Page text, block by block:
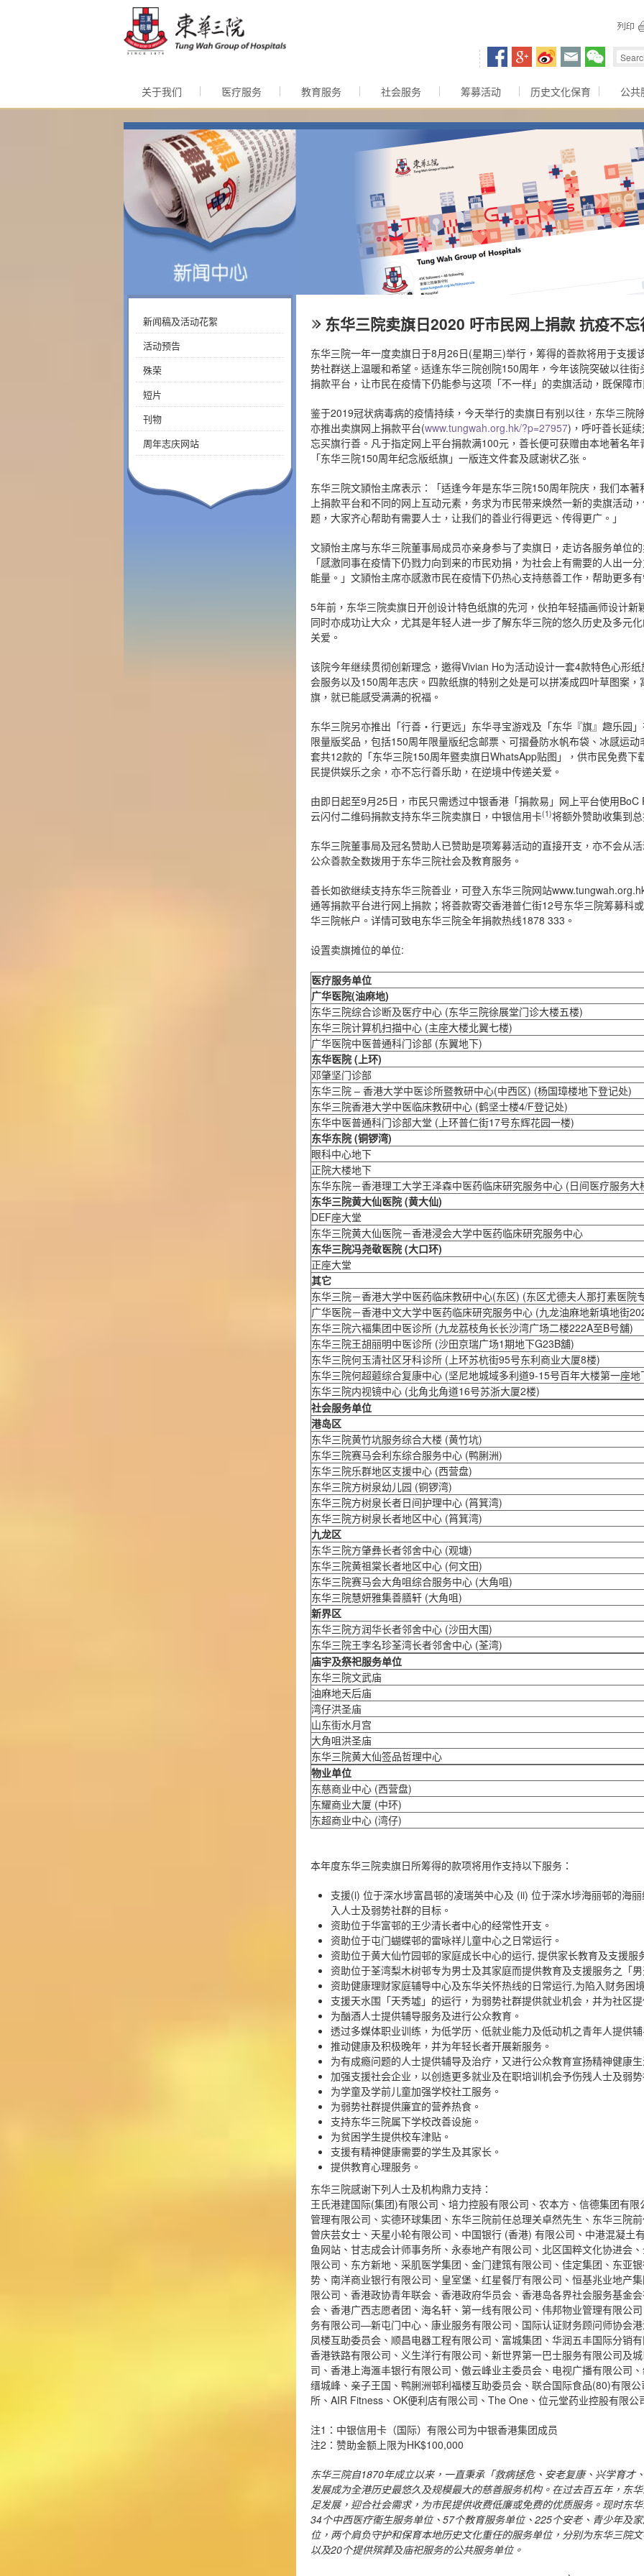
关于我们 医疗服务 教育服务 社会服务 筹募活动 历史文化保育 公共
新闻稿及活动花絮
活动预告
殊荣
短片
刊物
周年志庆网站
东华三院卖旗日2020 吁市民网上捐款 抗疫不忘
东华三院一年一度卖旗日于8月26日(星期三)举行，筹得的善款将用于支援
势社群送上温暖和希望。适逢东华三院创院150周年，今年该院突破以往
捐款平台，让市民在疫情下仍能参与这项「不一样」的卖旗活动，既保障
鉴于2019冠状病毒病的疫情持续，今天举行的卖旗日有别以往，东华三院
亦推出卖旗网上捐款平台(www.tungwah.org.hk/?p=27957)，呼吁善长延
忘买旗行善。凡于指定网上平台捐款满100元，善长便可获赠由本地著名
「东华三院150周年纪念版纸旗」一版连文件套及感谢状乙张。
东华三院文頴怡主席表示：「适逢今年是东华三院150周年院庆，我们本
上捐款平台和不同的网上互动元素，务求为市民带来焕然一新的卖旗活动
题，大家齐心帮助有需要人士，让我们的善业行得更远、传得更广。」
文頴怡主席与东华三院董事局成员亦亲身参与了卖旗日，走访各服务单位
「感激同事在疫情下仍戮力向到来的市民劝捐，为社会上有需要的人出一
能量。」文頴怡主席亦感激市民在疫情下仍热心支持慈善工作，帮助更多
5年前，东华三院卖旗日开创设计特色纸旗的先河，伙拍年轻插画师设计
同时亦成功让大众，尤其是年轻人进一步了解东华三院的悠久历史及多元
关爱。
该院今年继续贯彻创新理念，邀得Vivian Ho为活动设计一套4款特色心形
会服务以及150周年志庆。四款纸旗的特别之处是可以拼凑成四叶草图案
旗，就已能感受满满的祝福。
东华三院另亦推出「行善‧行更远」东华寻宝游戏及「东华『旗』趣乐园
限量版奖品，包括150周年限量版纪念邮票、可摺叠防水帆布袋、冰感运
套共12款的「东华三院150周年暨卖旗日WhatsApp贴图」，供市民免费下
民提供娱乐之余，亦不忘行善乐助，在逆境中传递关爱。
由即日起至9月25日，市民只需透过中银香港「捐款易」网上平台使用
云闪付二维码捐款支持东华三院卖旗日，中银信用卡(1)将额外赞助收集到
东华三院董事局及冠名赞助人已赞助是项筹募活动的直接开支，亦不会从
公众善款全数拨用于东华三院社会及教育服务。
善长如欲继续支持东华三院善业，可登入东华三院网站
通等捐款平台进行网上捐款；将善款寄交香港普仁街12号东华三院筹募科
华三院帐户。详情可致电东华三院全年捐款热线1878 333。
设置卖旗摊位的单位:
医疗服务单位
广华医院(油麻地)
东华三院综合诊断及医疗中心 (东华三院徐展堂门诊大楼五楼)
东华三院计算机扫描中心 (主座大楼北翼七楼)
广华医院中医普通科门诊部 (东翼地下)
东华医院 (上环)
邓肇坚门诊部
东华三院 – 香港大学中医诊所暨教研中心(中西区) (杨国璋楼地下登记处)
东华三院香港大学中医临床教研中心 (鹤坚士楼4/F登记处)
东华中医普通科门诊部大堂 (上环普仁街17号东辉花园一楼)
东华东院 (铜锣湾)
眼科中心地下
正院大楼地下
东华东院－香港理工大学王泽森中医药临床研究服务中心 (日间医疗服务大
东华三院黄大仙医院 (黄大仙)
DEF座大堂
东华三院黄大仙医院－香港浸会大学中医药临床研究服务中心
东华三院冯尧敬医院 (大口环)
正座大堂
其它
东华三院－香港大学中医药临床教研中心(东区) (东区尤德夫人那打素医院
广华医院－香港中文大学中医药临床研究服务中心 (九龙油麻地新填地街
东华三院六褔集团中医诊所 (九龙荔枝角长长沙湾广场二楼222A至B号舖)
东华三院王胡丽明中医诊所 (沙田京瑞广场1期地下G23B舖)
东华三院何玉清社区牙科诊所 (上环苏杭街95号东利商业大厦8楼)
东华三院何超蕸综合复康中心 (坚尼地城域多利道9-15号百年大楼第一座地
东华三院内视镜中心 (北角北角道16号苏浙大厦2楼)
社会服务单位
港岛区
东华三院黄竹坑服务综合大楼 (黄竹坑)
东华三院赛马会利东综合服务中心 (鸭脷洲)
东华三院乐群地区支援中心 (西营盘)
东华三院方树泉幼儿园 (铜锣湾)
东华三院方树泉长者日间护理中心 (筲箕湾)
东华三院方树泉长者地区中心 (筲箕湾)
九龙区
东华三院方肇彝长者邻舍中心 (观塘)
东华三院黄祖棠长者地区中心 (何文田)
东华三院赛马会大角咀综合服务中心 (大角咀)
东华三院慧妍雅集善膳轩 (大角咀)
新界区
东华三院方润华长者邻舍中心 (沙田大围)
东华三院王李名珍荃湾长者邻舍中心 (荃湾)
庙宇及祭祀服务单位
东华三院文武庙
油麻地天后庙
湾仔洪圣庙
山东街水月宫
大角咀洪圣庙
东华三院黄大仙签品哲理中心
物业单位
东慈商业中心 (西营盘)
东耀商业大厦 (中环)
东超商业中心 (湾仔)
本年度东华三院卖旗日所筹得的款项将用作支持以下服务：
支援(i) 位于深水埗富昌邨的凌瑞英中心及 (ii) 位于深水埗海丽邨的海
入人士及弱势社群的目标。
资助位于华富邨的王少清长者中心的经常性开支。
资助位于屯门蝴蝶邨的雷咏祥儿童中心之日常运行。
资助位于黄大仙竹园邨的家庭成长中心的运行, 提供家长教育及支援
资助位于荃湾梨木树邨专为男士及其家庭而提供教育及支援服务之「
资助健康理财家庭辅导中心及东华关怀热线的日常运行,为陷入财务困
支援天水围「天秀墟」的运行，为弱势社群提供就业机会，并为社区
为酗酒人士提供辅导服务及进行公众教育。
透过多媒体职业训练，为低学历、低就业能力及低动机之青年人提供
推动健康及积极晚年，并为年轻长者开展新服务。
为有成瘾问题的人士提供辅导及治疗，又进行公众教育宣扬精神健康
加强支援社会企业，以创造更多就业及在职培训机会予伤残人士及弱
为学童及学前儿童加强学校社工服务。
为弱势社群提供廉宜的营养热食。
支持东华三院属下学校改善设施。
为贫困学生提供校车津贴。
支援有精神健康需要的学生及其家长。
提供教育心理服务。
东华三院感谢下列人士及机构鼎力支持：
王氏港建国际(集团)有限公司、培力控股有限公司、农本方、信德集团有
管理有限公司、实德环球集团、东华三院前任总理关卓然先生、东华三院
曾庆芸女士、天星小轮有限公司、中国银行 (香港) 有限公司、中港混凝土
鱼网站、甘志成会计师事务所、永泰地产有限公司、北区国粹文化协进会
限公司、东方新地、采肌医学集团、金门建筑有限公司、佳定集团、东亚
势、南洋商业银行有限公司、皇室堡、红星餐厅有限公司、恒基兆业地产
限公司、香港政协青年联会、香港政府华员会、香港岛各界社会服务基金
会、香港广西志愿者团、海名轩、第一线有限公司、伟邦物业管理有限公
务有限公司—新屯门中心、康业服务有限公司、国际认证财务顾问师协会
凤楼互助委员会、顺昌电器工程有限公司、富城集团、华润五丰国际分销
香港铁路有限公司、义生洋行有限公司、新世界第一巴士服务有限公司及
司、香港上海滙丰银行有限公司、傲云峰业主委员会、电视广播有限公司
缙城峰、亲子王国、鸭脷洲邨利福楼互助委员会、联合国际食品(80)有限
所、AIR Fitness、OK便利店有限公司、The One、位元堂药业控股有限
注1：中银信用卡（国际）有限公司为中银香港集团成员
注2：赞助金额上限为HK$100,000
东华三院自1870年成立以来，一直秉承「救病拯危、安老复康、兴学育才
发展成为全港历史最悠久及规模最大的慈善服务机构。在过去百五年，东
足发展，迎合社会需求，为市民提供收费低廉或免费的优质服务。现时东
34个中西医疗衞生服务单位、 57个教育服务单位、 225个安老、青少年及
位，两个肩负守护和保育本地历史文化重任的服务单位，分别为东华三院
以及20个提供殡葬及庙祀服务的公共服务单位。